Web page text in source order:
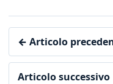
← Articolo
Articolo